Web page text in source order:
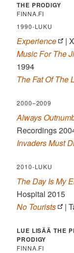
THE PRODIGY
FINNA.FI
1990-LUKU
Experience
|
Music For The
1994
The Fat Of The
2000–2009
Always
Recordings
Invaders Must
2010-LUKU
The Day Is My
Hospital 2015
No Tourists
|
LUE LISÄÄ THE
PRODIGY
FINNA.FI